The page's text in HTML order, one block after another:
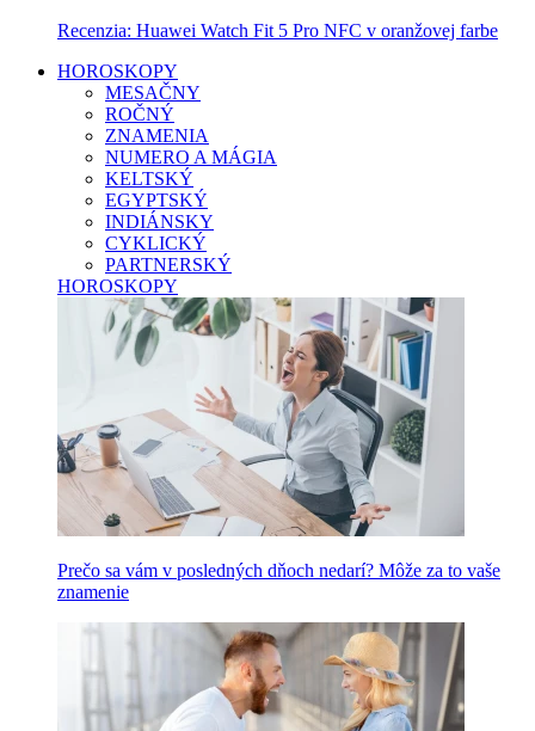
Recenzia: Huawei Watch Fit 5 Pro NFC v oranžovej farbe
HOROSKOPY
MESAČNY
ROČNÝ
ZNAMENIA
NUMERO A MÁGIA
KELTSKÝ
EGYPTSKÝ
INDIÁNSKY
CYKLICKÝ
PARTNERSKÝ
HOROSKOPY
Prečo sa vám v posledných dňoch nedarí? Môže za to vaše
znamenie